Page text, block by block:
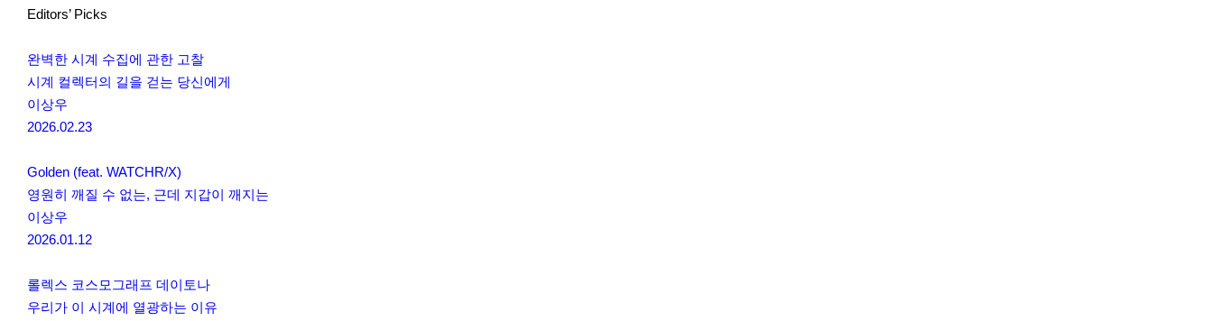
Editors’ Picks
완벽한 시계 수집에 관한 고찰
시계 컬렉터의 길을 걷는 당신에게
이상우
2026.02.23
Golden (feat. WATCHR/X)
영원히 깨질 수 없는, 근데 지갑이 깨지는
이상우
2026.01.12
롤렉스 코스모그래프 데이토나
우리가 이 시계에 열광하는 이유